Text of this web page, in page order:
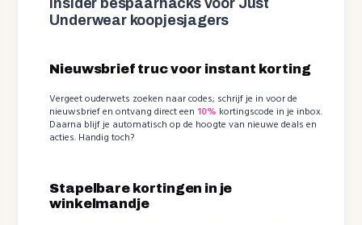
Insider bespaarhacks voor Just
Underwear koopjesjagers
Nieuwsbrief truc voor instant korting
Vergeet ouderwets zoeken naar codes; schrijf je in voor de
nieuwsbrief en ontvang direct een 10% kortingscode in je inbox.
Daarna blijf je automatisch op de hoogte van nieuwe deals en
acties. Handig toch?
Stapelbare kortingen in je
winkelmandje